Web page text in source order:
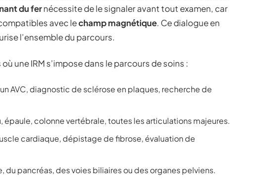
du fernécessite de le signaler avant tout examen, car
avec lechamp magnétique. Ce dialogue en
l’ensemble du parcours.
une IRM s’impose dans le parcours de soins :
AVC, diagnostic de sclérose en plaques, recherche de
épaule, colonne vertébrale, toutes les articulations majeures.
cardiaque, dépistage de fibrose, évaluation de
du pancréas, des voies biliaires ou des organes pelviens.